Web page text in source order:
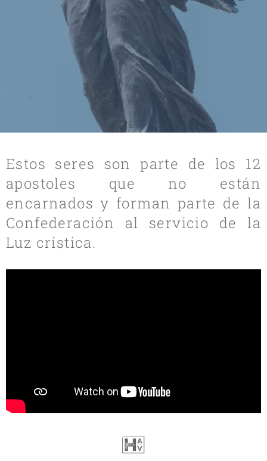
Estos seres son parte de los 12
apostoles que no están
encarnados y forman parte de la
Confederación al servicio de la
Luz crística.